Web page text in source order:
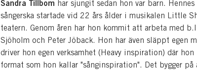
Sandra Tillbom har sjungit sedan hon var barn.
sångerska startade vid 22 års ålder i musikalen Little
teatern. Genom åren har hon kommit att arbeta med
Sjöholm och Peter Jöback. Hon har även släppt egen
driver hon egen verksamhet (Heavy inspiration) där
format som hon kallar "sånginspiration". Det bygger